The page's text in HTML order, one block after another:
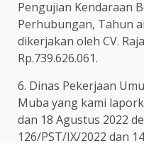
Pengujian Kendaraan
Perhubungan, Tahun
dikerjakan oleh CV.
Rp.739.626.061.
6. Dinas Pekerjaan
Muba yang kami
dan 18 Agustus 2022
126/PST/IX/2022 dan